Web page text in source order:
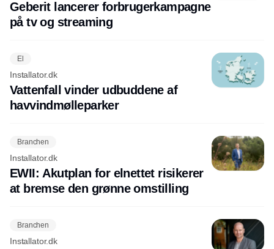
Geberit lancerer forbrugerkampagne
på tv og streaming
El
Installator.dk
Vattenfall vinder udbuddene af
havvindmølleparker
Branchen
Installator.dk
EWII: Akutplan for elnettet risikerer
at bremse den grønne omstilling
Branchen
Installator.dk